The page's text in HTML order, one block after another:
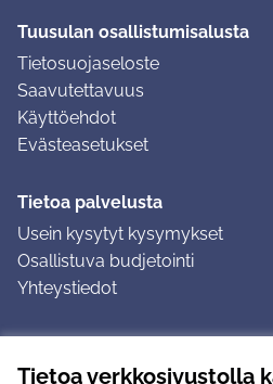
Tietoa verkkosivustolla
Tuusulan osallistumisalusta
Tietosuojaseloste
Saavutettavuus
Käyttöehdot
Evästeasetukset
Tietoa palvelusta
Usein kysytyt kysymykset
Osallistuva budjetointi
Yhteystiedot